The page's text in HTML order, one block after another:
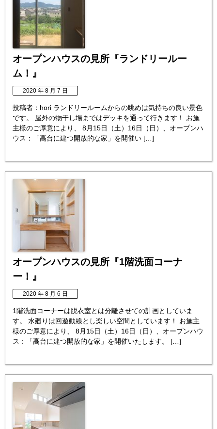
オープンハウスの見所『ランドリールー
ム！』
2020 年 8 月 7 日
投稿者：hori ランドリールームからの眺めは気持ちの良い景色
です。 屋外の物干し場まではデッキを通って行きます！ お施
主様のご厚意により、 8月15日（土）16日（日）、オープンハ
ウス：「高台に建つ開放的な家」を開催い […]
オープンハウスの見所『1階洗面コーナ
ー！』
2020 年 8 月 6 日
1階洗面コーナーは脱衣室とは分離させての計画としていま
す。 水廻りは回遊動線とし楽しい空間としています！ お施主
様のご厚意により、 8月15日（土）16日（日）、オープンハウ
ス：「高台に建つ開放的な家」を開催いたします。 […]